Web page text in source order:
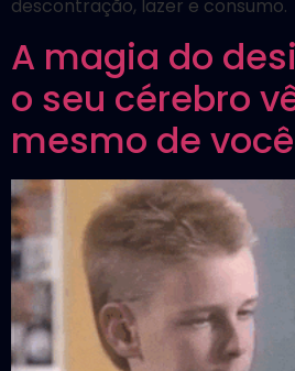
descontração, lazer e consumo.
A magia do
o seu cérebro
mesmo de